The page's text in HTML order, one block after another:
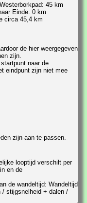
45 km
Einde: 0 km
circa 45,4 km
de hier weergegeven
zijn.
naar de
eindpunt zijn niet mee
zijn aan te passen.
looptijd verschilt per
en de
de wandeltijd: Wandeltijd
/ stijgsnelheid + dalen /